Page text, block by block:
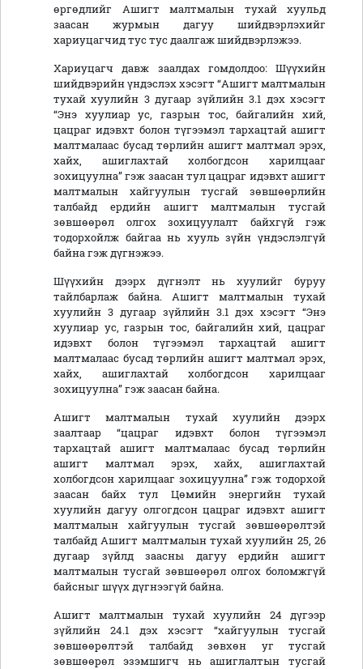
өргөдлийг Ашигт малтмалын тухай хуульд
заасан журмын дагуу шийдвэрлэхийг
хариуцагчид тус тус даалгаж шийдвэрлэжээ.
Хариуцагч давж заалдах гомдолдоо: Шүүхийн
шийдвэрийн үндэслэх хэсэгт “Ашигт малтмалын
тухай хуулийн 3 дугаар зүйлийн 3.1 дэх хэсэгт
“Энэ хуулиар ус, газрын тос, байгалийн хий,
цацраг идэвхт болон түгээмэл тархацтай ашигт
малтмалаас бусад төрлийн ашигт малтмал эрэх,
хайх, ашиглахтай холбогдсон харилцааг
зохицуулна” гэж заасан тул цацраг идэвхт ашигт
малтмалын хайгуулын тусгай зөвшөөрлийн
талбайд ердийн ашигт малтмалын тусгай
зөвшөөрөл олгох зохицуулалт байхгүй гэж
тодорхойлж байгаа нь хууль зүйн үндэслэлгүй
байна гэж дүгнэжээ.
Шүүхийн дээрх дүгнэлт нь хуулийг буруу
тайлбарлаж байна. Ашигт малтмалын тухай
хуулийн 3 дугаар зүйлийн 3.1 дэх хэсэгт “Энэ
хуулиар ус, газрын тос, байгалийн хий, цацраг
идэвхт болон түгээмэл тархацтай ашигт
малтмалаас бусад төрлийн ашигт малтмал эрэх,
хайх, ашиглахтай холбогдсон харилцааг
зохицуулна” гэж заасан байна.
Ашигт малтмалын тухай хуулийн дээрх
заалтаар “цацраг идэвхт болон түгээмэл
тархацтай ашигт малтмалаас бусад төрлийн
ашигт малтмал эрэх, хайх, ашиглахтай
холбогдсон харилцааг зохицуулна” гэж тодорхой
заасан байх тул Цөмийн энергийн тухай
хуулийн дагуу олгогдсон цацраг идэвхт ашигт
малтмалын хайгуулын тусгай зөвшөөрөлтэй
талбайд Ашигт малтмалын тухай хуулийн 25, 26
дугаар зүйлд заасны дагуу ердийн ашигт
малтмалын тусгай зөвшөөрөл олгох боломжгүй
байсныг шүүх дүгнээгүй байна.
Ашигт малтмалын тухай хуулийн 24 дүгээр
зүйлийн 24.1 дэх хэсэгт “хайгуулын тусгай
зөвшөөрөлтэй талбайд зөвхөн уг тусгай
зөвшөөрөл эзэмшигч нь ашиглалтын тусгай